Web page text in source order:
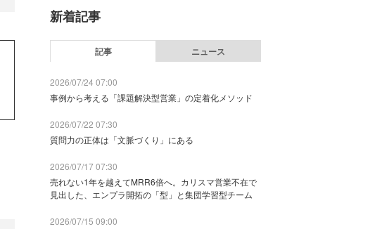
新着記事
記事 ニュース
2026/07/24 07:00
事例から考える「課題解決型営業」の定着化メソッド
2026/07/22 07:30
質問力の正体は「文脈づくり」にある
2026/07/17 07:30
売れない1年を越えてMRR6倍へ。カリスマ営業不在で
見出した、エンプラ開拓の「型」と集団学習型チーム
2026/07/15 09:00